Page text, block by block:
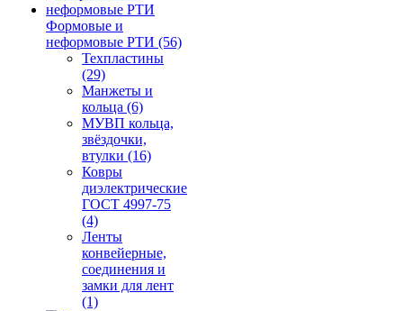
Формовые и
неформовые РТИ (56)
Техпластины
(29)
Манжеты и
кольца (6)
МУВП кольца,
звёздочки,
втулки (16)
Ковры
диэлектрические
ГОСТ 4997-75
(4)
Ленты
конвейерные,
соединения и
замки для лент
(1)